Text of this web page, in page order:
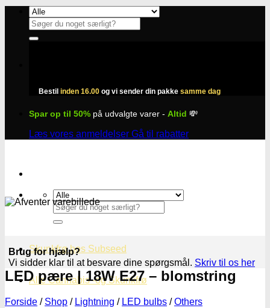
Fortsæt
indhold
Søg
efter:
Bestil inden 16.00 og vi sender din pakke samme dag
Spar op til 50% på udvalgte varer - Altid 💸
Læs vores anmeldelser Gå til rabatter
Søg
efter:
Skunkfrø hos Subseed
Alle Cannabis -og Skunkfrø
Brug for hjælp?
Vi sidder klar til at besvare dine spørgsmål. Skriv til os her
LED pære | 18W E27 – blomstring
Forside / Shop / Lightning / LED bulbs / Others